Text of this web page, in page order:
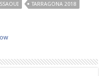
TARRAGONA 2018